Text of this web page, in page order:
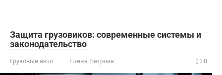
Защита грузовиков: современные системы и
законодательство
Грузовые авто Елена Петрова 0